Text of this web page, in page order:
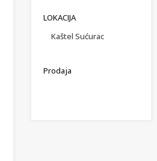
LOKACIJA
Kaštel Sućurac
Prodaja